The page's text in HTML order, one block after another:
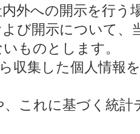
外への開示を行う
び開示について、
ものとします。
収集した個人情報
、これに基づく統